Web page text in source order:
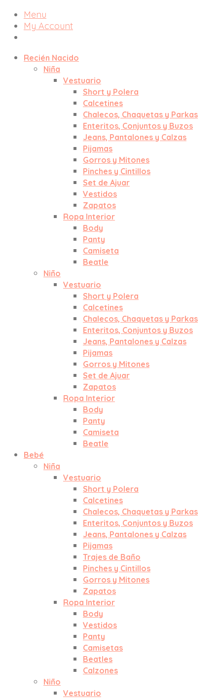
Menu
My Account
Recién Nacido
Niña
Vestuario
Short y Polera
Calcetines
Chalecos, Chaquetas y Parkas
Enteritos, Conjuntos y Buzos
Jeans, Pantalones y Calzas
Pijamas
Gorros y Mitones
Pinches y Cintillos
Set de Ajuar
Vestidos
Zapatos
Ropa Interior
Body
Panty
Camiseta
Beatle
Niño
Vestuario
Short y Polera
Calcetines
Chalecos, Chaquetas y Parkas
Enteritos, Conjuntos y Buzos
Jeans, Pantalones y Calzas
Pijamas
Gorros y Mitones
Set de Ajuar
Zapatos
Ropa Interior
Body
Panty
Camiseta
Beatle
Bebé
Niña
Vestuario
Short y Polera
Calcetines
Chalecos, Chaquetas y Parkas
Enteritos, Conjuntos y Buzos
Jeans, Pantalones y Calzas
Pijamas
Trajes de Baño
Pinches y Cintillos
Gorros y Mitones
Zapatos
Ropa Interior
Body
Vestidos
Panty
Camisetas
Beatles
Calzones
Niño
Vestuario